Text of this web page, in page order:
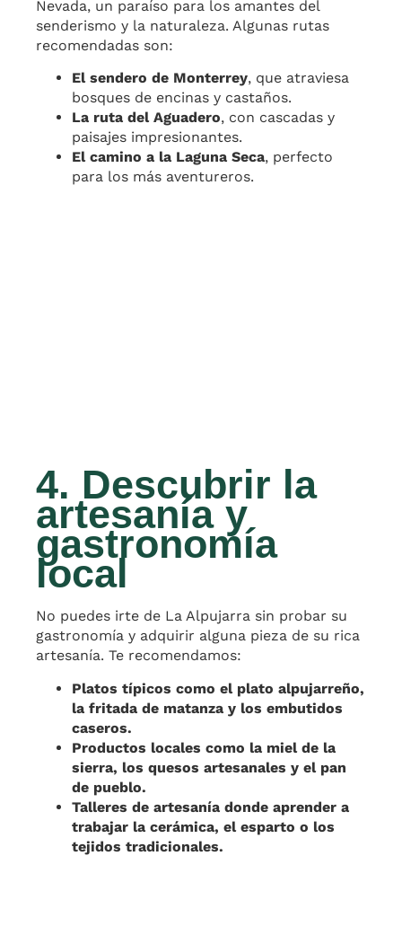
Nevada, un paraíso para los amantes del
senderismo y la naturaleza. Algunas rutas
recomendadas son:
El sendero de Monterrey, que atraviesa
bosques de encinas y castaños.
La ruta del Aguadero, con cascadas y
paisajes impresionantes.
El camino a la Laguna Seca, perfecto
para los más aventureros.
4. Descubrir la
artesanía y
gastronomía
local
No puedes irte de La Alpujarra sin probar su
gastronomía y adquirir alguna pieza de su rica
artesanía. Te recomendamos:
Platos típicos como el plato alpujarreño,
la fritada de matanza y los embutidos
caseros.
Productos locales como la miel de la
sierra, los quesos artesanales y el pan
de pueblo.
Talleres de artesanía donde aprender a
trabajar la cerámica, el esparto o los
tejidos tradicionales.